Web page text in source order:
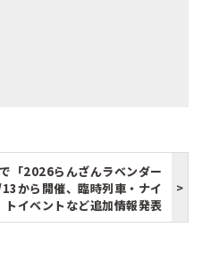
「2026らんざんラベンダー
から開催、臨時列車・ナイ
トイベントなど追加情報発表